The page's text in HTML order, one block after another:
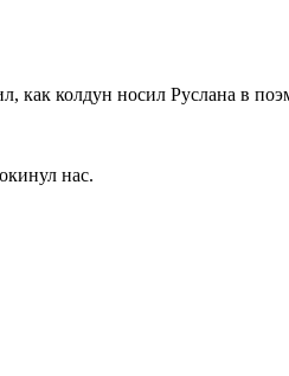
как колдун носил Руслана в
нас.